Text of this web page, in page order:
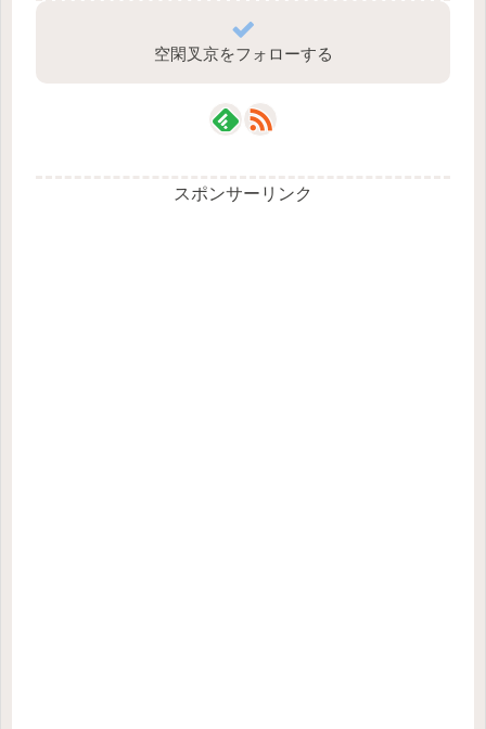
空閑叉京をフォローする
スポンサーリンク